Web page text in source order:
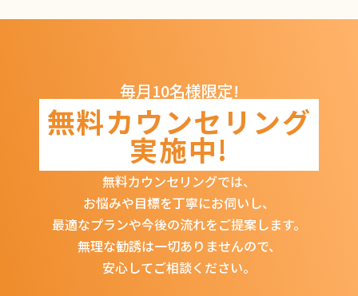
毎月10名様限定!
無料カウンセリング
実施中!
無料カウンセリングでは、
お悩みや目標を丁寧にお伺いし、
最適なプランや今後の流れをご提案します。
無理な勧誘は一切ありませんので、
安心してご相談ください。